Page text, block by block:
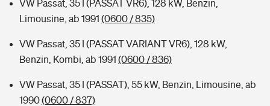
VW Passat, 35 I (PASSAT VR6), 128 kW, Benzin,
Limousine, ab 1991 (0600 / 835)
VW Passat, 35 I (PASSAT VARIANT VR6), 128 kW,
Benzin, Kombi, ab 1991 (0600 / 836)
VW Passat, 35 I (PASSAT), 55 kW, Benzin, Limousine, ab
1990(0600 / 837)